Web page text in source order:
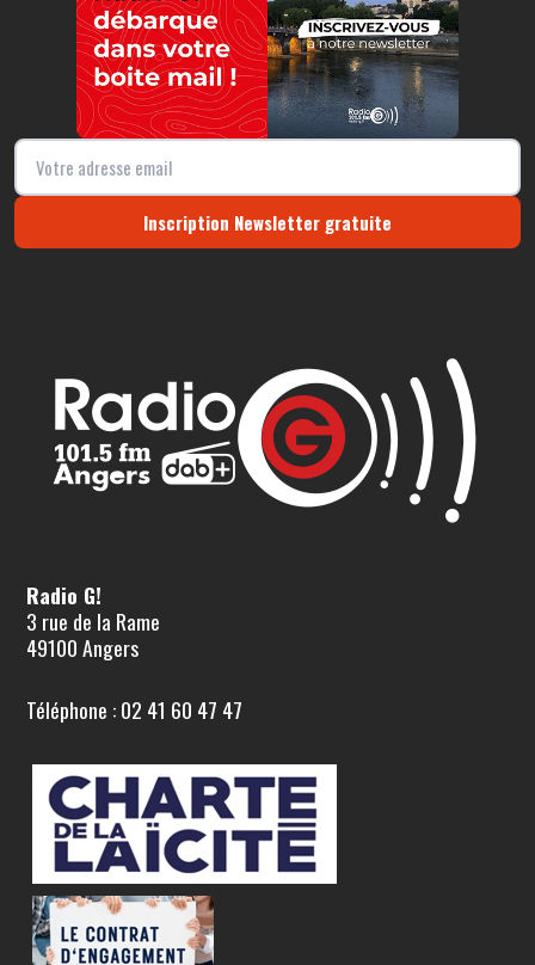
Inscription Newsletter gratuite
Radio G!
3 rue de la Rame
49100 Angers
Téléphone : 02 41 60 47 47